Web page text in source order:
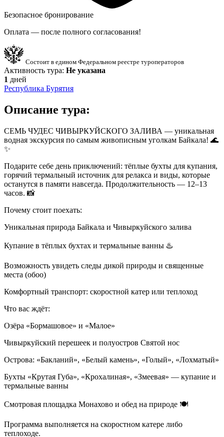
Безопасное бронирование
Оплата — после полного согласования!
Состоит в едином Федеральном реестре туроператоров
Активность тура: Не указана
1 дней
Республика Бурятия
Описание тура:
СЕМЬ ЧУДЕС ЧИВЫРКУЙСКОГО ЗАЛИВА — уникальная
водная экскурсия по самым живописным уголкам Байкала! 🌊
✨
Подарите себе день приключений: тёплые бухты для купания,
горячий термальный источник для релакса и виды, которые
останутся в памяти навсегда. Продолжительность — 12–13
часов. 📸
Почему стоит поехать:
Уникальная природа Байкала и Чивыркуйского залива
Купание в тёплых бухтах и термальные ванны ♨️
Возможность увидеть следы дикой природы и священные
места (обоо)
Комфортный транспорт: скоростной катер или теплоход
Что вас ждёт:
Озёра «Бормашовое» и «Малое»
Чивыркуйский перешеек и полуостров Святой нос
Острова: «Бакланий», «Белый камень», «Голый», «Лохматый»
Бухты «Крутая Губа», «Крохалиная», «Змеевая» — купание и
термальные ванны
Смотровая площадка Монахово и обед на природе 🍽️
Программа выполняется на скоростном катере либо
теплоходе.